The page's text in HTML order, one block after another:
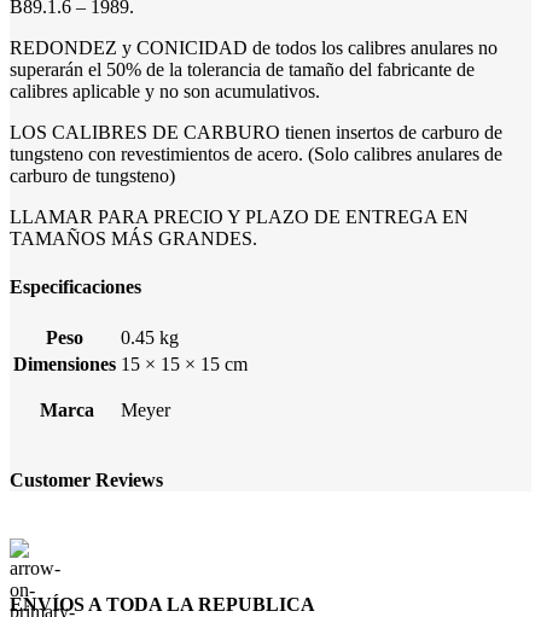
B89.1.6 – 1989.
REDONDEZ y CONICIDAD de todos los calibres anulares no
superarán el 50% de la tolerancia de tamaño del fabricante de
calibres aplicable y no son acumulativos.
LOS CALIBRES DE CARBURO tienen insertos de carburo de
tungsteno con revestimientos de acero. (Solo calibres anulares de
carburo de tungsteno)
LLAMAR PARA PRECIO Y PLAZO DE ENTREGA EN
TAMAÑOS MÁS GRANDES.
Especificaciones
Peso
0.45 kg
Dimensiones 15 × 15 × 15 cm
Marca Meyer
Customer Reviews
ENVÍOS A TODA LA REPUBLICA